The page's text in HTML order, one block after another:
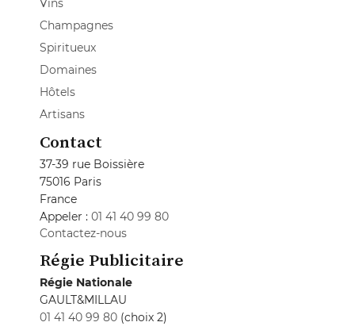
Vins
Champagnes
Spiritueux
Domaines
Hôtels
Artisans
Contact
37-39 rue Boissière
75016 Paris
France
Appeler : 01 41 40 99 80
Contactez-nous
Régie Publicitaire
Régie Nationale
GAULT&MILLAU
01 41 40 99 80 (choix 2)